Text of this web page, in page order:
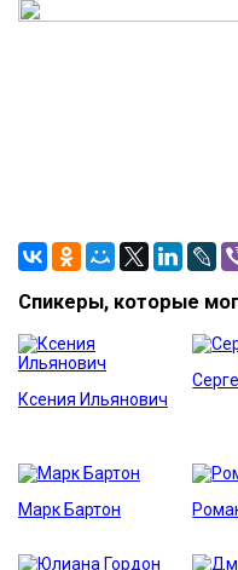
Спикеры, которые
Ксения Ильянович
Марк Бартон